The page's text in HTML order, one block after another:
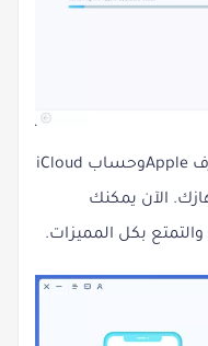
عليك الانتظار لوقت قليل لفتح معرف Appleوحساب iCloud
الآن يمكنك